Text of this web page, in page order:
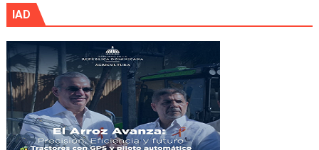
IAD